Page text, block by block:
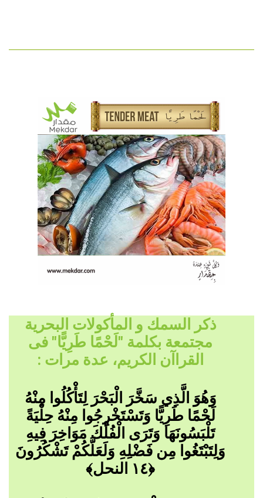
ذكر السمك و المأكولات البحرية
مجتمعة بكلمة "لَحْمًا طَرِيًّا" فى
القراآن الكريم، عدة مرات :
وَهُوَ الَّذِي سَخَّرَ الْبَحْرَ لِتَأْكُلُوا مِنْهُ
لَحْمًا طَرِيًّا وَتَسْتَخْرِجُوا مِنْهُ حِلْيَةً
تَلْبَسُونَهَا وَتَرَى الْفُلْكَ مَوَاخِرَ فِيهِ
وَلِتَبْتَغُوا مِن فَضْلِهِ وَلَعَلَّكُمْ تَشْكُرُونَ
﴿١٤ النحل﴾